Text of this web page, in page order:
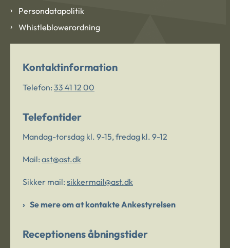
Persondatapolitik
Whistleblowerordning
Kontaktinformation
Telefon: 33 41 12 00
Telefontider
Mandag-torsdag kl. 9-15, fredag kl. 9-12
Mail: ast@ast.dk
Sikker mail: sikkermail@ast.dk
Se mere om at kontakte Ankestyrelsen
Receptionens åbningstider